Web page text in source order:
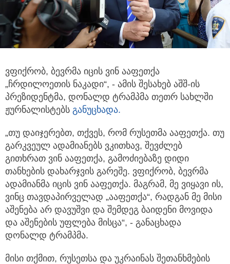
ვფიქრობ, ბევრმა იცის ვინ ააფეთქა
„ჩრდილოეთის ნაკადი“, - ამის შესახებ აშშ-ის
პრეზიდენტმა, დონალდ ტრამპმა თეთრ სახლში
ჟურნალისტებს განუცხადა.
„თუ დაიჯერებთ, თქვეს, რომ რუსეთმა ააფეთქა. თუ
გარკვეულ ადამიანებს ვკითხავ, შევძლებ
გითხრათ ვინ ააფეთქა, გამოძიებაზე დიდი
თანხების დახარჯვის გარეშე. ვფიქრობ, ბევრმა
ადამიანმა იცის ვინ ააფეთქა. მაგრამ, მე ვიყავი ის,
ვინც თავდაპირველად „ააფეთქა“, რადგან მე მისი
აშენება არ დავუშვი და შემდეგ ბაიდენი მოვიდა
და აშენების უფლება მისცა“, - განაცხადა
დონალდ ტრამპმა.
მისი თქმით, რუსეთსა და უკრაინას შეთანხმების